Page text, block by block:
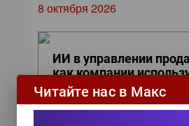
8 октября 2026
ИИ в управлении
как компании
цифровых сотрудников
снижения рисков и
сделок
Читайте нас в Макс